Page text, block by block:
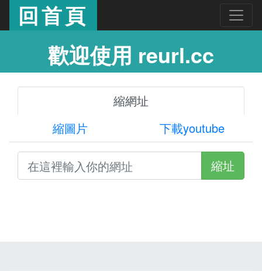
回首頁
歡迎使用 reurl.cc
縮網址
縮圖片
下載youtube
縮址